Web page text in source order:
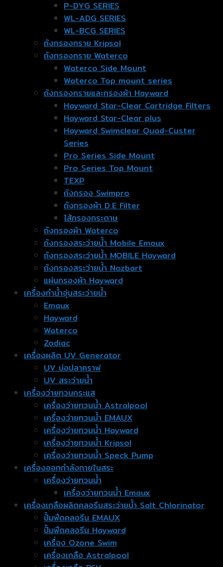
P-DYG SERIES
WL-ADG SERIES
WL-BCG SERIES
ถังกรองทราย Kripsol
ถังกรองทราย Waterco
Waterco Side Mount
Waterco Top mount series
ถังกรองทรายและกรองผ้า Hayward
Hayward Star-Clear Cartridge Filters
Hayward Star-Clear plus
Hayward Swimclear Quad-Custer
Series
Pro Series Side Mount
Pro Series Top Mount
TEXP
ถังกรอง Swimpro
ถังกรองผ้า D.E Filter
ไส้กรองกระดาษ
ถังกรองผ้า Waterco
ถังกรองสระว่ายน้ำ Mobile Emaux
ถังกรองสระว่ายน้ำ MOBILE Hayward
ถังกรองสระว่ายน้ำ Nozbart
แผ่นกรองผ้า Hayward
เครื่องทำน้ำอุ่นสระว่ายน้ำ
Emaux
Hayward
Waterco
Zodiac
เครื่องผลิต UV Generator
UV บ่อปลาคราฟ
UV สระว่ายน้ำ
เครื่องว่ายทวนกระแส
เครื่องว่ายทวนน้ำ Astralpool
เครื่องว่ายทวนน้ำ EMAUX
เครื่องว่ายทวนน้ำ Hayward
เครื่องว่ายทวนน้ำ Kripsol
เครื่องว่ายทวนน้ำ Speck Pump
เครื่องออกกำลังกายในสระ
เครื่องว่ายทวนน้ำ
เครื่องว่ายทวนน้ำ Emaux
เครื่องเกลือผลิตคลอรีนสระว่ายน้ำ Salt Chlorinator
ปั๊มฟีดคลอรีน EMAUX
ปั๊มฟีดคลอรีน Hayward
เครื่อง Ozone Swim
เครื่องเกลือ Astralpool